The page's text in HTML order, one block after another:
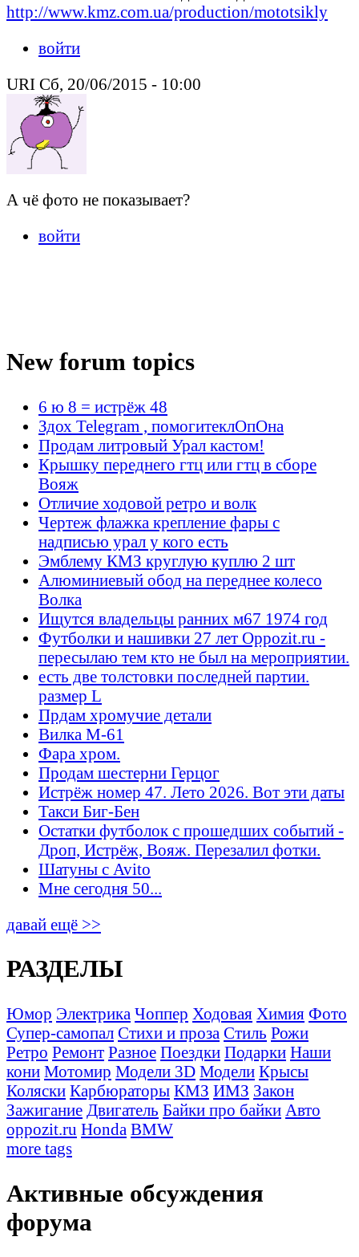
http://www.kmz.com.ua/production/mototsikly
войти
URI Сб, 20/06/2015 - 10:00
А чё фото не показывает?
войти
New forum topics
6 ю 8 = истрёж 48
Здох Telegram , помогитеклОпОна
Продам литровый Урал кастом!
Крышку переднего гтц или гтц в сборе
Вояж
Отличие ходовой ретро и волк
Чертеж флажка крепление фары с
надписью урал у кого есть
Эмблему КМЗ круглую куплю 2 шт
Алюминиевый обод на переднее колесо
Волка
Ищутся владельцы ранних м67 1974 год
Футболки и нашивки 27 лет Oppozit.ru -
пересылаю тем кто не был на мероприятии.
есть две толстовки последней партии.
размер L
Прдам хромучие детали
Вилка М-61
Фара хром.
Продам шестерни Герцог
Истрёж номер 47. Лето 2026. Вот эти даты
Такси Биг-Бен
Остатки футболок с прошедших событий -
Дроп, Истрёж, Вояж. Перезалил фотки.
Шатуны с Avito
Мне сегодня 50...
давай ещё >>
РАЗДЕЛЫ
Юмор Электрика Чоппер Ходовая Химия Фото
Супер-самопал Стихи и проза Стиль Рожи
Ретро Ремонт Разное Поездки Подарки Наши
кони Мотомир Модели 3D Модели Крысы
Коляски Карбюраторы КМЗ ИМЗ Закон
Зажигание Двигатель Байки про байки Авто
oppozit.ru Honda BMW
more tags
Активные обсуждения
форума